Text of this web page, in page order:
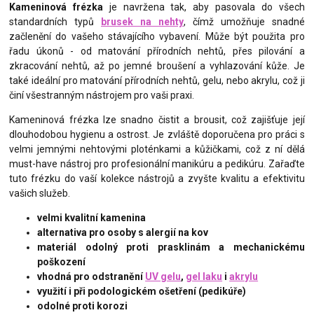
Kameninová frézka je navržena tak, aby pasovala do všech
standardních typů
brusek na nehty, čímž umožňuje snadné
začlenění do vašeho stávajícího vybavení. Může být použita pro
řadu úkonů - od matování přírodních nehtů, přes pilování a
zkracování nehtů, až po jemné broušení a vyhlazování kůže. Je
také ideální pro matování přírodních nehtů, gelu, nebo akrylu, což ji
činí všestranným nástrojem pro vaši praxi.
Kameninová frézka lze snadno čistit a brousit, což zajišťuje její
dlouhodobou hygienu a ostrost. Je zvláště doporučena pro práci s
velmi jemnými nehtovými ploténkami a kůžičkami, což z ní dělá
must-have nástroj pro profesionální manikúru a pedikúru. Zařaďte
tuto frézku do vaší kolekce nástrojů a zvyšte kvalitu a efektivitu
vašich služeb.
velmi kvalitní kamenina
alternativa pro osoby s alergií na kov
materiál odolný proti prasklinám a mechanickému
poškození
vhodná pro odstraněníUV gelu, gel laku iakrylu
využití i při podologickém ošetření (pedikúře)
odolné proti korozi